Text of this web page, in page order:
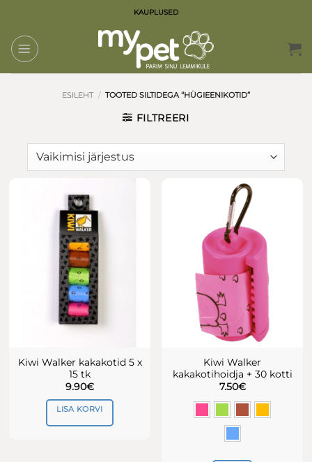
content
KAUPLUSED
ESILEHT / TOOTED SILTIDEGA “HÜGIEENIKOTID”
FILTREERI
Kiwi Walker kakakotid 5 x
15 tk
9.90€
LISA KORVI
Kiwi Walker
kakakotihoidja + 30 kotti
7.50€